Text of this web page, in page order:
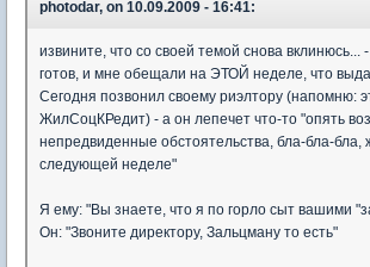
photodar, on 10.09.2009 - 16:41:
извините, что со своей темой снова
готов, и мне обещали на ЭТОЙ неделе, что
Сегодня позвонил своему риэлтору (напомню:
ЖилСоцКРедит) - а он лепечет что-то "опять
непредвиденные обстоятельства, бла-бла-бла,
следующей неделе"
Я ему: "Вы знаете, что я по горло сыт вашими
Он: "Звоните директору, Зальцману то есть"